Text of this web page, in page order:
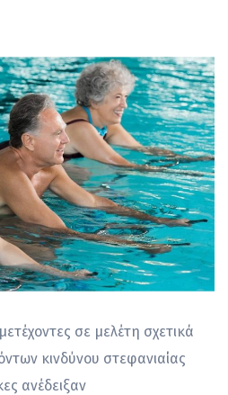
σε μελέτη σχετικά
κινδύνου στεφανιαίας
ανέδειξαν